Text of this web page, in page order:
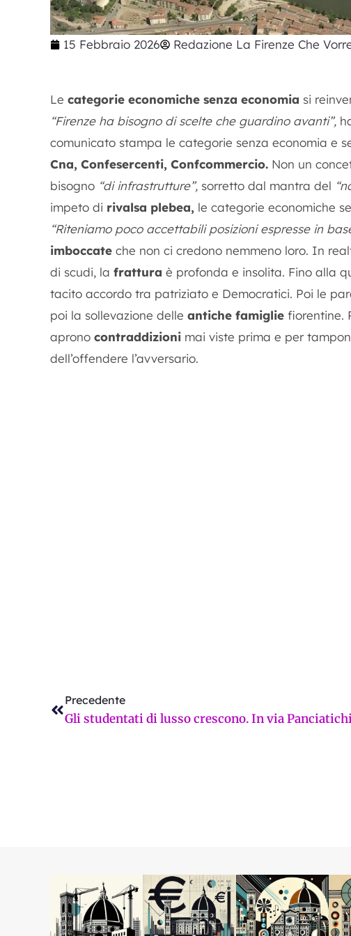
15 Febbraio 2026 Redazione La Firenze Che
Le categorie economiche senza economia si
“Firenze ha bisogno di scelte che guardino avanti”,
comunicato stampa le categorie senza economia e
Cna, Confesercenti, Confcommercio. Non un
bisogno “di infrastrutture”, sorretto dal mantra del
impeto di rivalsa plebea, le categorie economiche
“Riteniamo poco accettabili posizioni espresse in
imboccate che non ci credono nemmeno loro. In
di scudi, la frattura è profonda e insolita. Fino alla
tacito accordo tra patriziato e Democratici. Poi le
poi la sollevazione delle antiche famiglie fiorentine.
aprono contraddizioni mai viste prima e per
dell’offendere l’avversario.
Precedente